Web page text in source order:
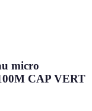
micro
CAP VERT